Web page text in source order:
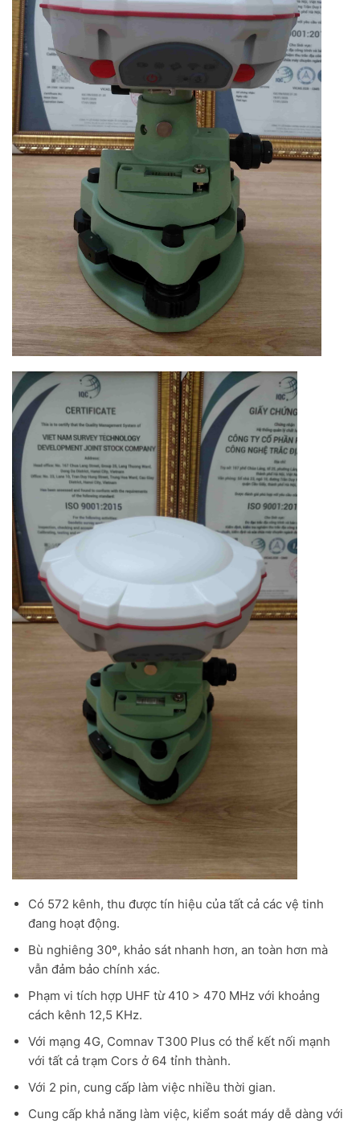
Có 572 kênh, thu được tín hiệu của tất cả các vệ tinh
đang hoạt động.
Bù nghiêng 30º, khảo sát nhanh hơn, an toàn hơn mà
vẫn đảm bảo chính xác.
Phạm vi tích hợp UHF từ 410 > 470 MHz với khoảng
cách kênh 12,5 KHz.
Với mạng 4G, Comnav T300 Plus có thể kết nối mạnh
với tất cả trạm Cors ở 64 tỉnh thành.
Với 2 pin, cung cấp làm việc nhiều thời gian.
Cung cấp khả năng làm việc, kiểm soát máy dễ dàng với